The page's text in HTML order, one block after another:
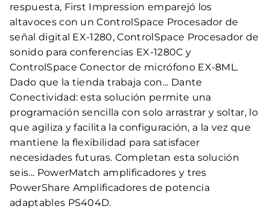
respuesta, First Impression emparejó los
altavoces con un ControlSpace Procesador de
señal digital EX-1280, ControlSpace Procesador de
sonido para conferencias EX-1280C y
ControlSpace Conector de micrófono EX-8ML.
Dado que la tienda trabaja con... Dante
Conectividad: esta solución permite una
programación sencilla con solo arrastrar y soltar, lo
que agiliza y facilita la configuración, a la vez que
mantiene la flexibilidad para satisfacer
necesidades futuras. Completan esta solución
seis... PowerMatch amplificadores y tres
PowerShare Amplificadores de potencia
adaptables PS404D.